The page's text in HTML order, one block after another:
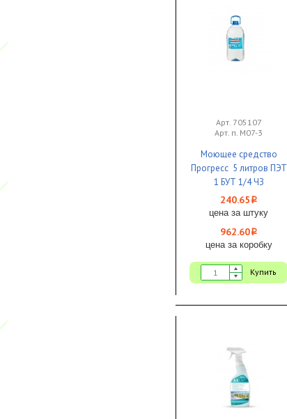
Арт. 705107
Арт. п. М07-3
Моющее средство
Прогресс 5 литров ПЭТ
1 БУТ 1/4 ЧЗ
240.65 i
цена за штуку
962.60i
цена за коробку
Купить